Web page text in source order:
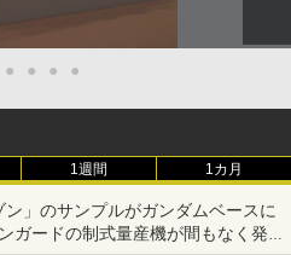
● ● ● ●
1週間 1カ月
ン」のサンプルがガンダムベースに
ガードの制式量産機が間もなく発送